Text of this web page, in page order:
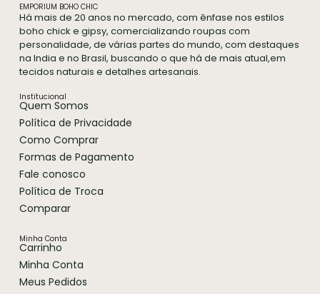
EMPORIUM BOHO CHIC
Há mais de 20 anos no mercado, com ênfase nos estilos
boho chick e gipsy, comercializando roupas com
personalidade, de várias partes do mundo, com destaques
na India e no Brasil, buscando o que há de mais atual,em
tecidos naturais e detalhes artesanais.
Institucional
Quem Somos
Política de Privacidade
Como Comprar
Formas de Pagamento
Fale conosco
Política de Troca
Comparar
Minha Conta
Carrinho
Minha Conta
Meus Pedidos